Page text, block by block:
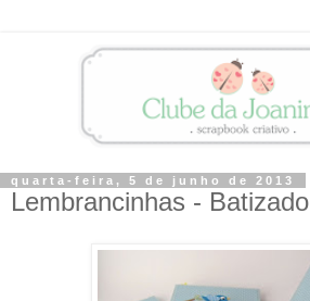
quarta-feira, 5 de junho de 2013
Lembrancinhas - Batizado